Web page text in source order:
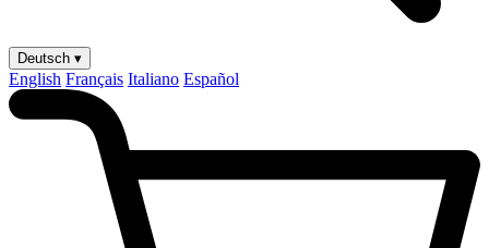
Deutsch ▾
English Français Italiano Español